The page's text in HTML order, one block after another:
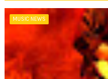
MUSIC NEWS